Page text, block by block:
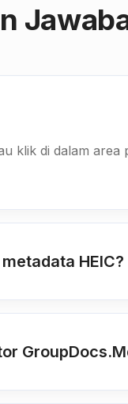
klik di dalam
HEIC?